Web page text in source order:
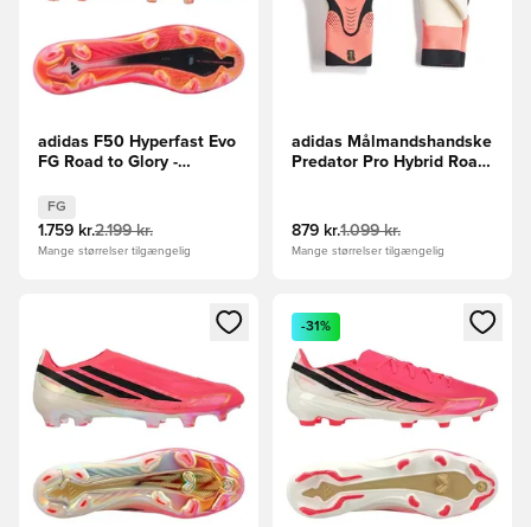
adidas F50 Hyperfast Evo
FG Road to Glory -
FG
1.759 kr.2.199 kr.
Mange størrelser tilgængelig
adidas Målmandshandske
Predator Pro Hybrid Road
879 kr.1.099 kr.
Mange størrelser tilgængelig
Åbner en Modal til at logge ind eller tilmelde dig som
Åbner en Modal til at logge
-31%